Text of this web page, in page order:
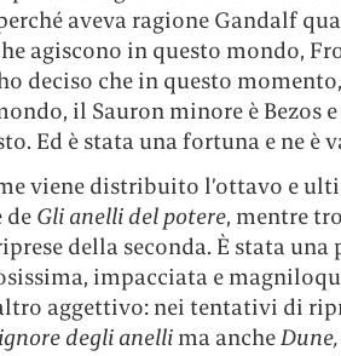
aveva ragione Gandalf
agiscono in questo mondo,
deciso che in questo
il Sauron minore è Bezos
Ed è stata una fortuna e ne è
viene distribuito l’ottavo e
de Gli anelli del potere, mentre
della seconda. È stata
impacciata e
aggettivo: nei tentativi di
degli anellima anche